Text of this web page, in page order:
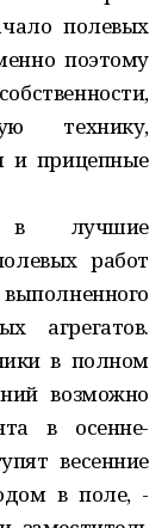
полевых
поэтому
технику,
и прицепные
в лучшие
работ
агрегатов.
в полном
возможно
в осенне-
весенние
в поле, -